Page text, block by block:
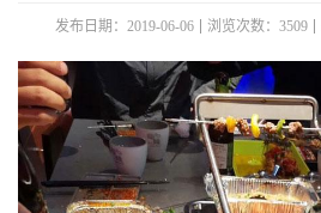
发布日期：2019-06-06 浏览次数：3509